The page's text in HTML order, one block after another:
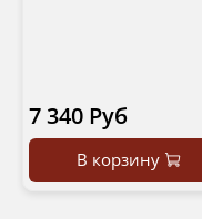
7 340 Руб
В корзину